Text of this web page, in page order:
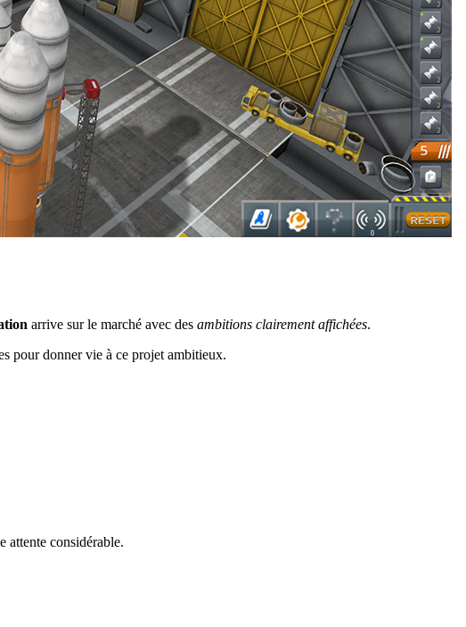
arrive sur le marché avec des ambitions clairement affichées.
pour donner vie à ce projet ambitieux.
attente considérable.